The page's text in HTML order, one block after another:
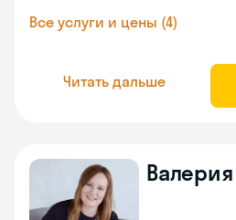
Все услуги и цены (4)
Читать дальше
Валерия